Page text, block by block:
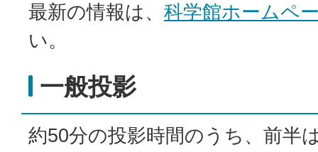
最新の情報は、 科学館ホームペ
い。
一般投影
約50分の投影時間のうち、前半